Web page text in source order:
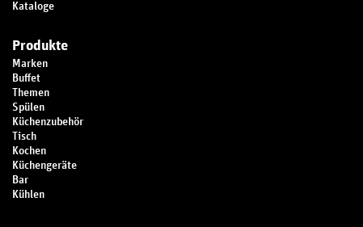
Kataloge
Produkte
Marken
Buffet
Themen
Spülen
Küchenzubehör
Tisch
Kochen
Küchengeräte
Bar
Kühlen